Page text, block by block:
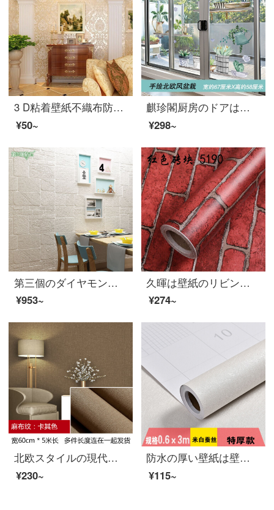
3 D粘着壁紙不織布防水ステッカー壁から無地無地無地無色の縞模様寝室の背景壁紙壁に厚い防水-欧風ベージュ幅0.6 m*長さ1 m
¥50~
麒珍閣厨房のドアは障子のガラスのシールを押します。3 D立体壁の貼る絵はリビングガラスの扉のシールを貼ります。台所は障子を押して壁を飾ります。創意的な窓の模様は北欧風の盆栽が特大です。
¥298~
第三個のダイヤモンド3 D立体壁は寝室に貼ってあります。子供部屋を飾って、壁に貼ってあります。壁のシールは壁に貼ってあります。防水防湿壁に貼ります。
¥953~
久暉は壁紙のリビングルームのテレビの背景PVCを貼り付けてから壁紙の家庭用ホテルの防水防湿性の壁紙を貼ります。
¥274~
北欧スタイルの現代簡単な壁紙ins森は暖かい色の壁紙を結んで家庭用大学生寮の寝室の装飾に貼ります。
¥230~
防水の厚い壁紙は壁にくっついてから寮のステッカーを貼って、寝室の暖かい3 Dの壁に客間の米の白い絹糸の長さの3メートルを貼ります。
¥115~